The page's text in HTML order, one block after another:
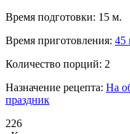
Время подготовки: 15 м.
Время приготовления: 45
Количество порций: 2
Назначение рецепта: На
праздник
226